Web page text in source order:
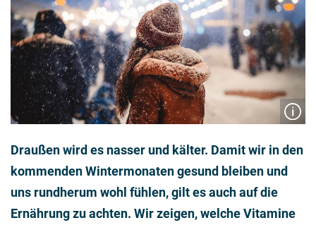
Draußen wird es nasser und kälter. Damit wir in den
kommenden Wintermonaten gesund bleiben und
uns rundherum wohl fühlen, gilt es auch auf die
Ernährung zu achten. Wir zeigen, welche Vitamine